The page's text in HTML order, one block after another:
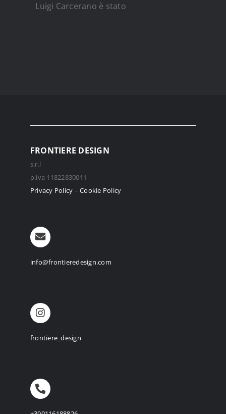
Luigi Carcerano è stato
FRONTIERE DESIGN
s.r.l
p.iva 11822830011
Privacy Policy –Cookie Policy
info@frontieredesign.com
frontiere_design